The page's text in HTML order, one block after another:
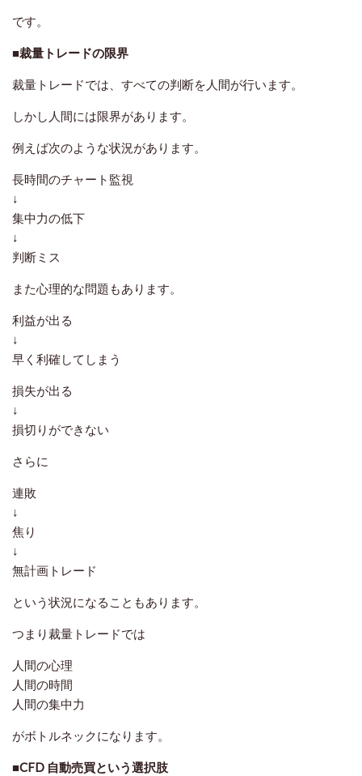
です。
■裁量トレードの限界
裁量トレードでは、すべての判断を人間が行います。
しかし人間には限界があります。
例えば次のような状況があります。
長時間のチャート監視
↓
集中力の低下
↓
判断ミス
また心理的な問題もあります。
利益が出る
↓
早く利確してしまう
損失が出る
↓
損切りができない
さらに
連敗
↓
焦り
↓
無計画トレード
という状況になることもあります。
つまり裁量トレードでは
人間の心理
人間の時間
人間の集中力
がボトルネックになります。
■CFD 自動売買という選択肢